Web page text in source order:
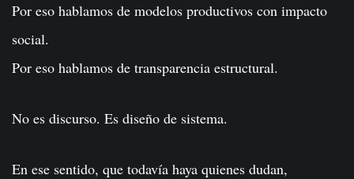
Por eso hablamos de modelos productivos con impacto
social.
Por eso hablamos de transparencia estructural.
No es discurso. Es diseño de sistema.
En ese sentido, que todavía haya quienes dudan,